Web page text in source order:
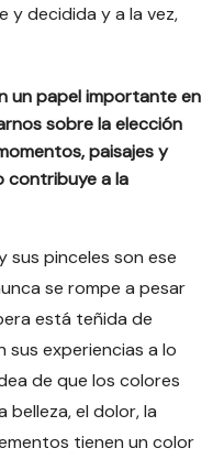
y decidida y a la vez,
un papel importante en
sobre la elección
paisajes y
contribuye a la
sus pinceles son ese
se rompe a pesar
está teñida de
experiencias a lo
de que los colores
belleza, el dolor, la
tienen un color